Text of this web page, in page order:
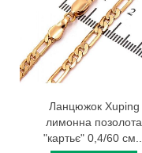
Ланцюжок Xuping
лимонна позолота
"картьє" 0,4/60 см...